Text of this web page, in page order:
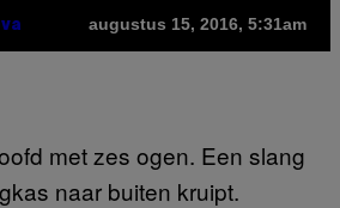
augustus 15, 2016, 5:31am
met zes ogen. Een slang
naar buiten kruipt.